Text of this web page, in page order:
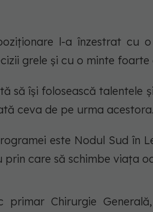
l-a înzestrat cu
grele și cu o minte foarte
să își folosească talentele
ceva de pe urma acestora.
este Nodul Sud în
care să schimbe viața
primar Chirurgie